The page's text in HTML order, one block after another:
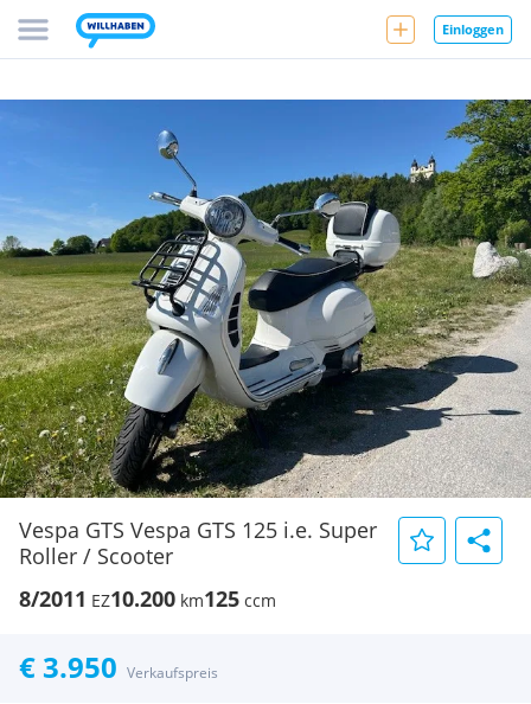
Einloggen
Vespa GTS Vespa GTS 125 i.e. Super
Roller / Scooter
8/2011 EZ10.200 km125 ccm
€ 3.950 Verkaufspreis